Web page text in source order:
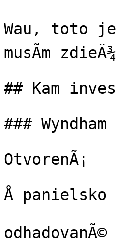
Wau, toto je
musÃ­m
## Kam
###
OtvorenÃ¡
Å panielsko